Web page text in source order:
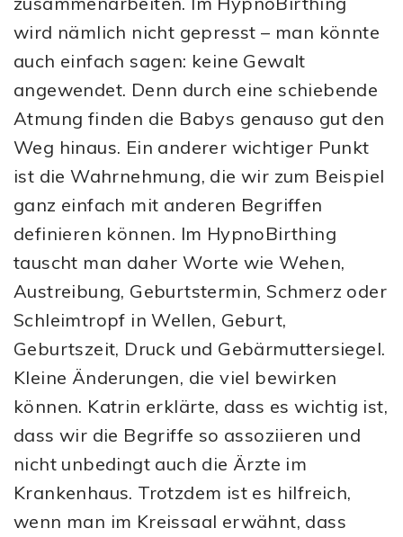
wird nämlich nicht gepresst – man könnte
auch einfach sagen: keine Gewalt
angewendet. Denn durch eine schiebende
Atmung finden die Babys genauso gut den
Weg hinaus. Ein anderer wichtiger Punkt
ist die Wahrnehmung, die wir zum Beispiel
ganz einfach mit anderen Begriffen
definieren können. Im HypnoBirthing
tauscht man daher Worte wie Wehen,
Austreibung, Geburtstermin, Schmerz oder
Schleimtropf in Wellen, Geburt,
Geburtszeit, Druck und Gebärmuttersiegel.
Kleine Änderungen, die viel bewirken
können. Katrin erklärte, dass es wichtig ist,
dass wir die Begriffe so assoziieren und
nicht unbedingt auch die Ärzte im
Krankenhaus. Trotzdem ist es hilfreich,
wenn man im Kreissaal erwähnt, dass